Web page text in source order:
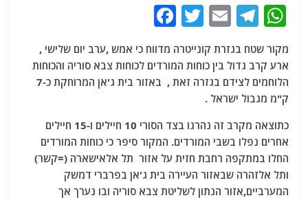
W
at
s
A
p
p
T
e
g
ra
m
E
ai
l
T
itt
er
c
e
o
o
k
מקור שטח בגזרת קונייטרה מדווח כי אמש ,ערב יום שלישי ,
ארע קרב גדול בין כוחות המורדים לכוחות צבא סוריה והכוחות
הלוחמים לצידם בגזרה זאת , באזור בית ג'אן המרוחקת כ-7
ק"מ מגבול ישראל .
כתוצאה מקרב זה נהרגו בצד הסורי 10 חיילים ו-15 חיילים
אחרים נפלו בשבי המורדים. המקור סיפר כי כוחות המורדים
החלו במתקפה רחבת חזית על אזור תל אלאישארה (=קשר)
ותל אלזהרה שבאזור העיירה בית ג'אן בפרברי דמשק
המערביים,אזור הנתון לשליטת צבא סוריה ובו נערך אך